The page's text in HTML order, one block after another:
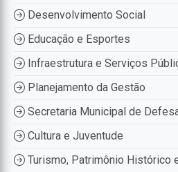
Desenvolvimento Social
Educação e Esportes
Infraestrutura e Serviços
Planejamento da Gestão
Secretaria Municipal de
Cultura e Juventude
Turismo, Patrimônio Histórico